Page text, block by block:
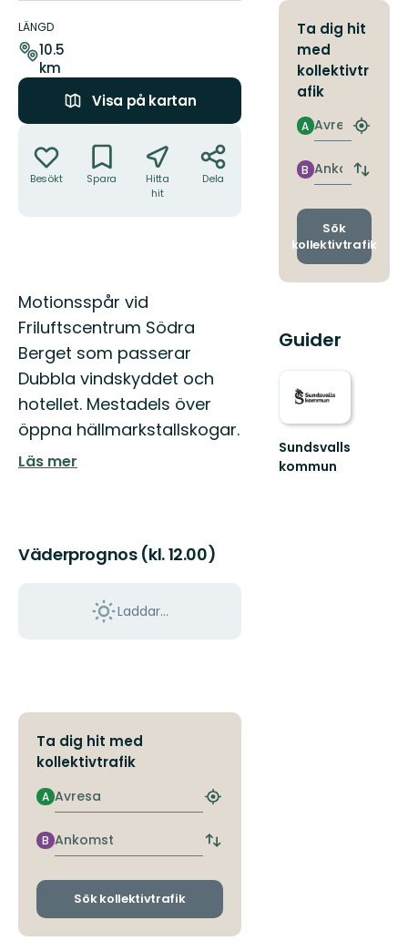
om
leden
LÄNGD
10.5
km
Visa på kartan
Besökt Spara
Hitta
hit
Dela
Beskrivning
Motionsspår vid
Friluftscentrum Södra
Berget som passerar
Dubbla vindskyddet och
hotellet. Mestadels över
öppna hällmarkstallskogar.
Läs mer
Väderprognos (kl. 12.00)
Laddar...
Ta dig hit med
kollektivtrafik
Avresa
A
Hitta
hållplats
Ankomst
B
Byt
och
Sök kollektivtrafik
Ta dig hit
med
kollektivtr
afik
Avresa
A
Hitta
Ankomst
B
Byt
och
Sök
kollektivtrafik
Guider
Sundsvalls
kommun